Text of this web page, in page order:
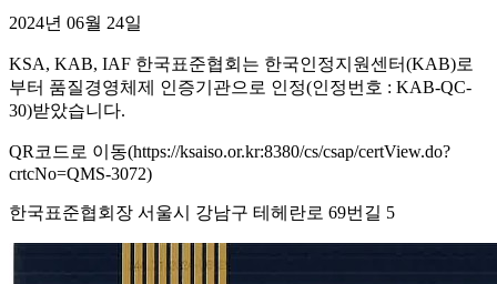
2024년 06월 24일
KSA, KAB, IAF 한국표준협회는 한국인정지원센터(KAB)로
부터 품질경영체제 인증기관으로 인정(인정번호 : KAB-QC-
30)받았습니다.
QR코드로 이동(https://ksaiso.or.kr:8380/cs/csap/certView.do?
crtcNo=QMS-3072)
한국표준협회장 서울시 강남구 테헤란로 69번길 5